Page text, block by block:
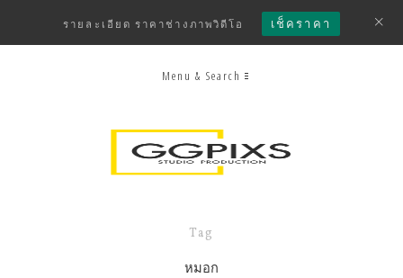
รายละเอียด ราคาช่างภาพวิดีโอ เช็คราคา
Menu & Search
Tag
หมอก